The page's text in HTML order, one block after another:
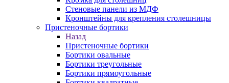
Стеновые панели из МДФ
Кронштейны для крепления столешницы
Пристеночные бортики
Назад
Пристеночные бортики
Бортики овальные
Бортики треугольные
Бортики прямоугольные